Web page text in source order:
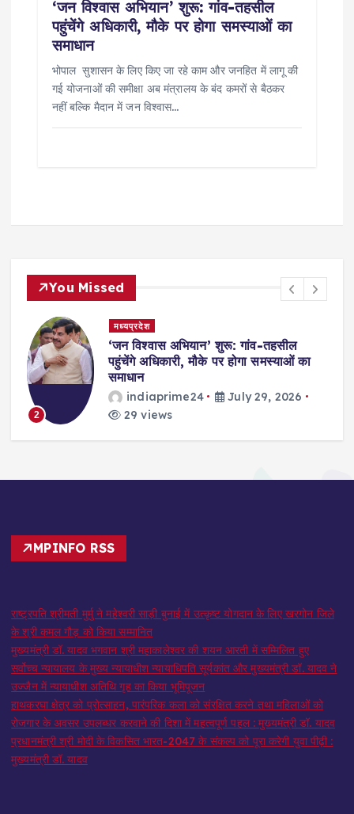
‘जन विश्वास अभियान’ शुरू: गांव-तहसील
पहुंचेंगे अधिकारी, मौके पर होगा समस्याओं का
समाधान
भोपाल सुशासन के लिए किए जा रहे काम और जनहित में लागू की
गई योजनाओं की समीक्षा अब मंत्रालय के बंद कमरों से बैठकर
नहीं बल्कि मैदान में जन विश्वास…
You Missed
2
मध्यप्रदेश
‘जन विश्वास अभियान’ शुरू: गांव-तहसील
पहुंचेंगे अधिकारी, मौके पर होगा समस्याओं का
समाधान
indiaprime24
July 29, 2026
29 views
MPINFO RSS
राष्ट्रपति श्रीमती मुर्मु ने महेश्वरी साड़ी बुनाई में उत्कृष्ट योगदान के लिए खरगोन जिले
के श्री कमल गौड़ को किया सम्मानित
मुख्यमंत्री डॉ. यादव भगवान श्री महाकालेश्‍वर की शयन आरती में सम्मिलित हुए
सर्वोच्च न्यायालय के मुख्‍य न्‍यायाधीश न्यायाधिपति सूर्यकांत और मुख्यमंत्री डॉ. यादव ने
उज्जैन में न्यायाधीश अतिथि गृह का किया भूमिपूजन
हाथकरघा क्षेत्र को प्रोत्साहन, पारंपरिक कला को संरक्षित करने तथा महिलाओं को
रोजगार के अवसर उपलब्धर करवाने की दिशा में महत्वपूर्ण पहल : मुख्यमंत्री डॉ. यादव
प्रधानमंत्री श्री मोदी के विकसित भारत-2047 के संकल्प को पूरा करेगी युवा पीढ़ी :
मुख्यमंत्री डॉ. यादव